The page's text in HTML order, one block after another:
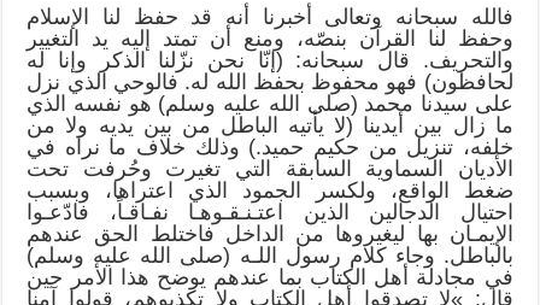
فالله سبحانه وتعالى أخبرنا أنه قد حفظ لنا الإسلام
وحفظ لنا القرآن بنصّه، ومنع أن تمتد إليه يد التغيير
والتحريف. قال سبحانه: (إنّا نحن نزّلنا الذكر وإنا له
لحافظون) فهو محفوظ بحفظ الله له. فالوحي الذي نزل
على سيدنا محمد (صلى الله عليه وسلم) هو نفسه الذي
ما زال بين أيدينا (لا يأتيه الباطل من بين يديه ولا من
خلفه، تنزيل من حكيم حميد.) وذلك خلاف ما نراه في
الأديان السماوية السابقة التي تغيرت وحُرفت تحت
ضغط الواقع، ولكسر الجمود الذي اعتراها، وبسبب
احتيال الدجالين الذين اعتـنـقـوهـا نفـاقـاً، فادّعـوا
الإيمـان بها ليغيروها من الداخل فاختلط الحق عندهم
بالباطل. وجاء كلام رسول اللـه (صلى الله عليه وسلم)
في مجادلة أهل الكتاب بما عندهم يوضح هذا الأمر حين
قال: »لا تصدقوا أهل الكتاب ولا تكذبوهم، قولوا آمنا